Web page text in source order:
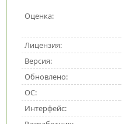
Оценка:
Лицензия:
Версия:
Обновлено:
ОС:
Интерфейс: